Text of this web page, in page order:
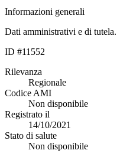
Informazioni generali
Dati amministrativi e di tutela.
ID #11552
Rilevanza
Regionale
Codice AMI
Non disponibile
Registrato il
14/10/2021
Stato di salute
Non disponibile